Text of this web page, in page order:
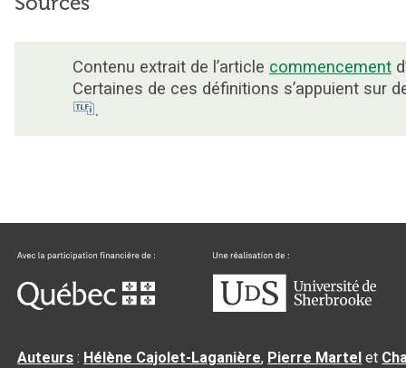
Contenu extrait de l’article commencement
Certaines de ces définitions s’appuient sur
.
Auteurs : Hélène Cajolet-Laganière, Pierre Martel et